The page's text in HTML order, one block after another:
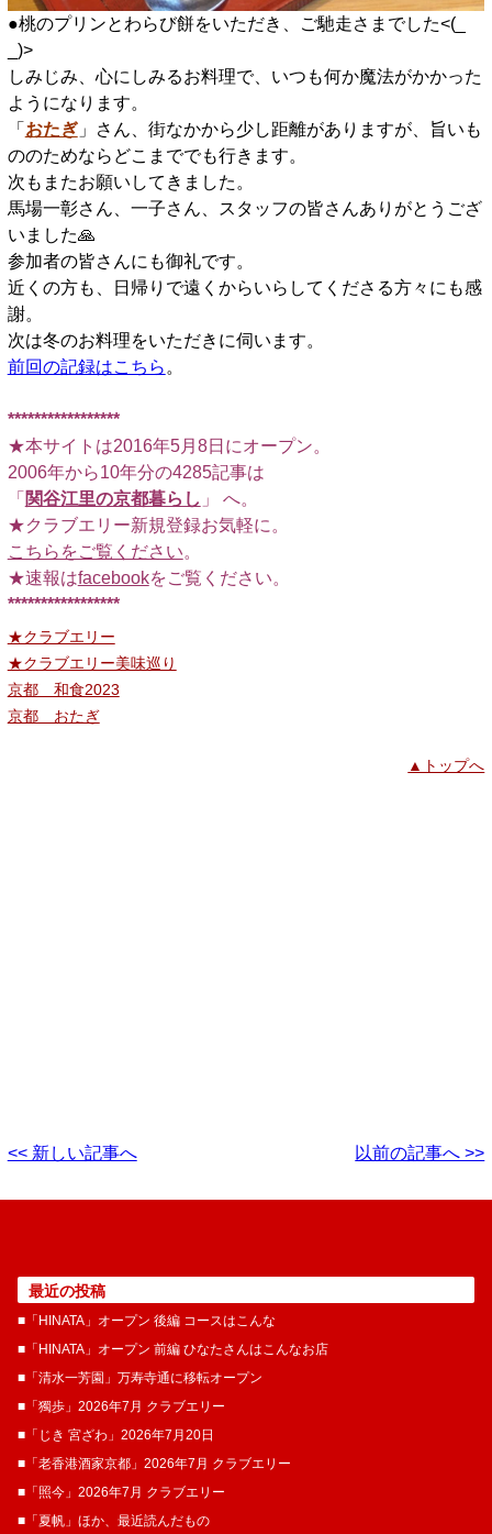
●桃のプリンとわらび餅をいただき、ご馳走さまでした<(_
_)>
しみじみ、心にしみるお料理で、いつも何か魔法がかかった
ようになります。
「 おたぎ」さん、街なかから少し距離がありますが、旨いも
ののためならどこまででも行きます。
次もまたお願いしてきました。
馬場一彰さん、一子さん、スタッフの皆さんありがとうござ
いました🙏
参加者の皆さんにも御礼です。
近くの方も、日帰りで遠くからいらしてくださる方々にも感
謝。
次は冬のお料理をいただきに伺います。
前回の記録はこちら 。
*****************
★本サイトは2016年5月8日にオープン。
2006年から10年分の4285記事は
「 関谷江里の京都暮らし 」 へ。
★クラブエリー新規登録お気軽に。
こちらをご覧ください。
★速報はfacebookをご覧ください。
*****************
★クラブエリー
★クラブエリー美味巡り
京都 和食2023
京都 おたぎ
▲トップへ
<< 新しい記事へ 以前の記事へ >>
最近の投稿
■「HINATA」オープン 後編 コースはこんな
■「HINATA」オープン 前編 ひなたさんはこんなお店
■「清水一芳園」万寿寺通に移転オープン
■「獨歩」2026年7月 クラブエリー
■「じき 宮ざわ」2026年7月20日
■「老香港酒家京都」2026年7月 クラブエリー
■「照今」2026年7月 クラブエリー
■「夏帆」ほか、最近読んだもの